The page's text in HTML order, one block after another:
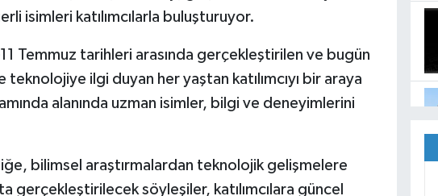
isimleri katılımcılarla buluşturuyor.
Temmuz tarihleri arasında gerçekleştirilen ve bugün
ilgi duyan her yaştan katılımcıyı bir araya
alanında uzman isimler, bilgi ve deneyimlerini
bilimsel araştırmalardan teknolojik gelişmelere
gerçekleştirilecek söyleşiler, katılımcılara güncel